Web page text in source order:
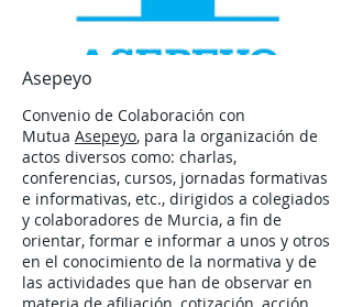
Asepeyo
Convenio de Colaboración con
Mutua Asepeyo, para la organización de
actos diversos como: charlas,
conferencias, cursos, jornadas formativas
e informativas, etc., dirigidos a colegiados
y colaboradores de Murcia, a fin de
orientar, formar e informar a unos y otros
en el conocimiento de la normativa y de
las actividades que han de observar en